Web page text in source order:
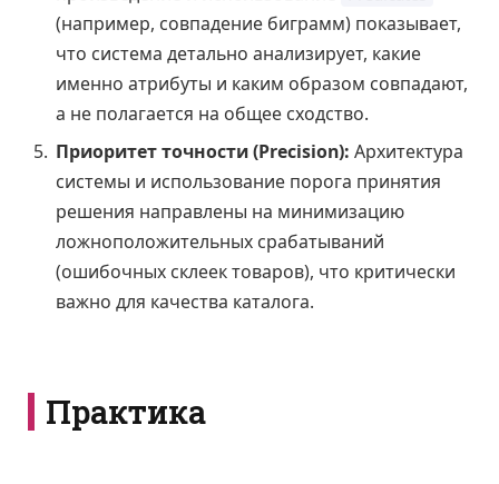
(например, совпадение биграмм) показывает,
что система детально анализирует, какие
именно атрибуты и каким образом совпадают,
а не полагается на общее сходство.
Приоритет точности (Precision): Архитектура
системы и использование порога принятия
решения направлены на минимизацию
ложноположительных срабатываний
(ошибочных склеек товаров), что критически
важно для качества каталога.
Практика